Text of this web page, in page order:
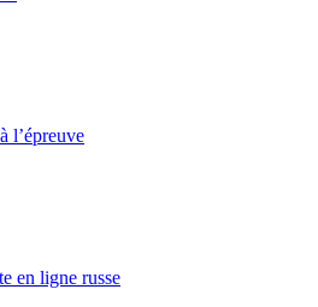
l’épreuve
en ligne russe